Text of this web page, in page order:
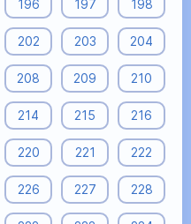
196 197 198
202 203 204
208 209 210
214 215 216
220 221 222
226 227 228